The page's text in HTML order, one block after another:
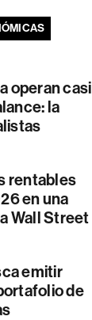
operan casi
la
rentables
en una
Wall Street
emitir
de